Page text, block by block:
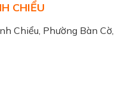
CHIỂU
Chiểu, Phường Bàn Cờ,